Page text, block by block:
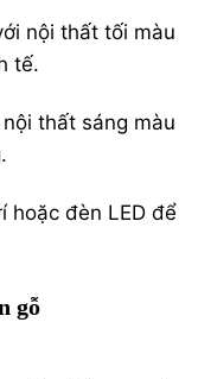
nội thất tối màu
tế.
thất sáng màu
hoặc đèn LED để
gỗ